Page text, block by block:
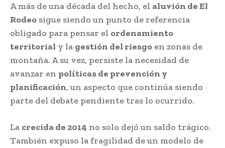
A más de una década del hecho, el aluvión de El
Rodeo sigue siendo un punto de referencia
obligado para pensar el ordenamiento
territorial y la gestión del riesgo en zonas de
montaña. A su vez, persiste la necesidad de
avanzar en políticas de prevención y
planificación, un aspecto que continúa siendo
parte del debate pendiente tras lo ocurrido.
La crecida de 2014 no solo dejó un saldo trágico.
También expuso la fragilidad de un modelo de